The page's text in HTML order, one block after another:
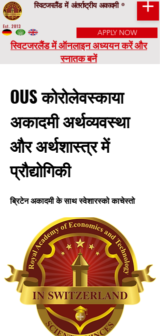
स्विटजरलैंड में अंतर्राष्ट्रीय अकादमी ®
APPLY NOW
स्विटजरलैंड में ऑनलाइन अध्ययन करें और
स्नातक बनें
Est. 2013
OUS कोरोलेवस्काया
अकादमी अर्थव्यवस्था
और अर्थशास्त्र में
प्रौद्योगिकी
ब्रिटेन अकादमी के साथ स्वेशारस्को काचेस्तो